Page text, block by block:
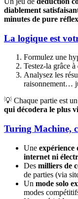
diablement
minutes de pure
La logique est
Formulez une
Testez-la grâce à
Analysez les
raisonnement…
💡 Chaque partie est un
qui décodera le plus
Turing Machine,
Une expérience
internet ni
Des milliers de
de parties (via
Un mode solo
modes